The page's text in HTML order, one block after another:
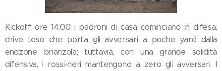
Kickoff ore 14:00 i padroni di casa cominciano in difesa,
drive teso che porta gli avversari a poche yard dalla
endzone brianzola; tuttavia, con una grande solidità
difensiva, i rossi-neri mantengono a zero gli avversari. I